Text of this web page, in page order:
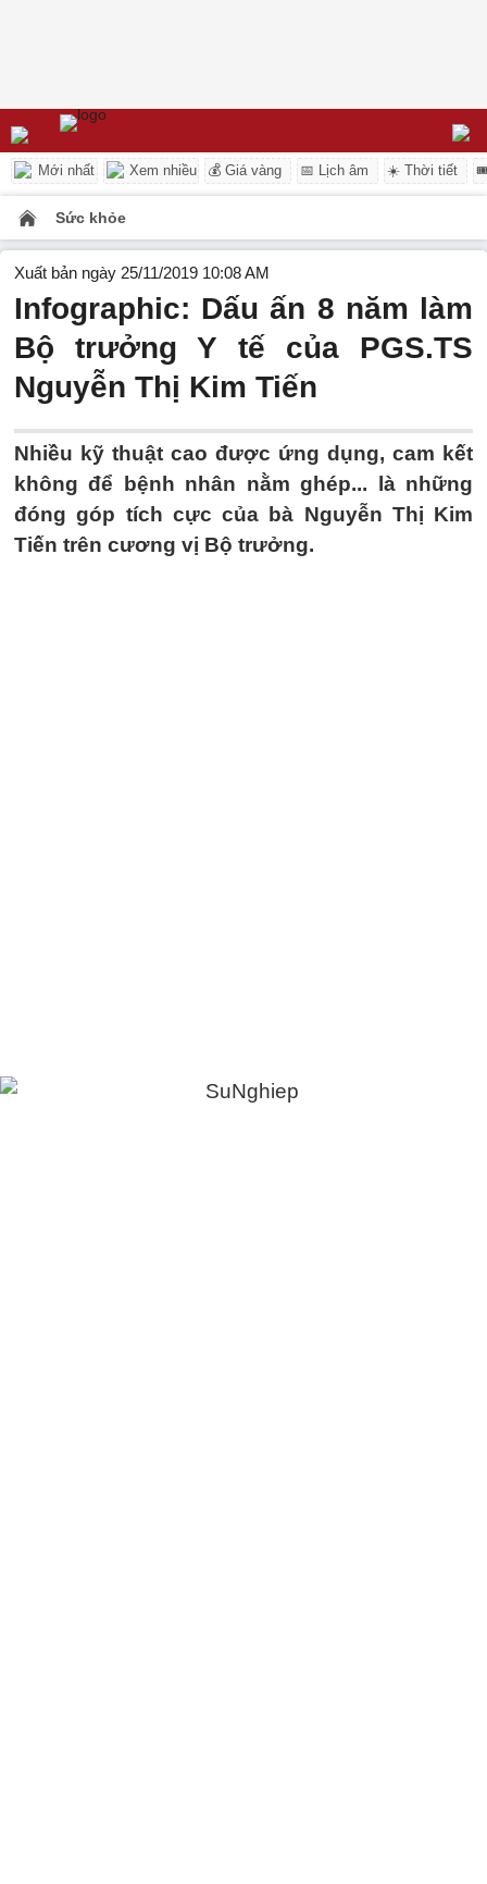
Mới nhất Xem nhiều 💰 Giá vàng 📅 Lịch âm ☀️ Thời tiết
Sức khỏe
Xuất bản ngày 25/11/2019 10:08 AM
Infographic: Dấu ấn 8 năm làm
Bộ trưởng Y tế của PGS.TS
Nguyễn Thị Kim Tiến
Nhiều kỹ thuật cao được ứng dụng, cam kết
không để bệnh nhân nằm ghép... là những
đóng góp tích cực của bà Nguyễn Thị Kim
Tiến trên cương vị Bộ trưởng.